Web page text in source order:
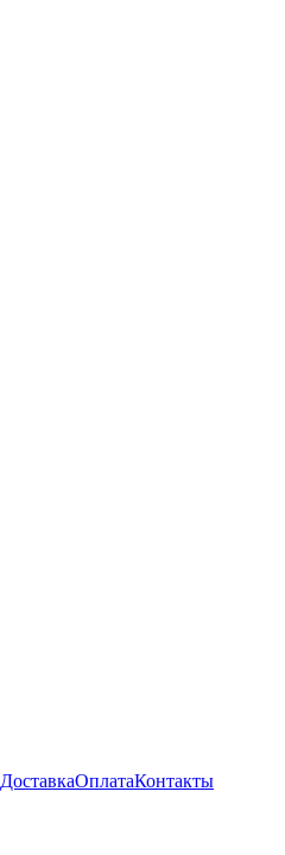
ДоставкаОплатаКонтакты